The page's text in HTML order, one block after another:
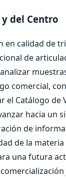
del Centro
en calidad de
de
comercial,
el Catálogo de
hacia un
de
de la
una futura